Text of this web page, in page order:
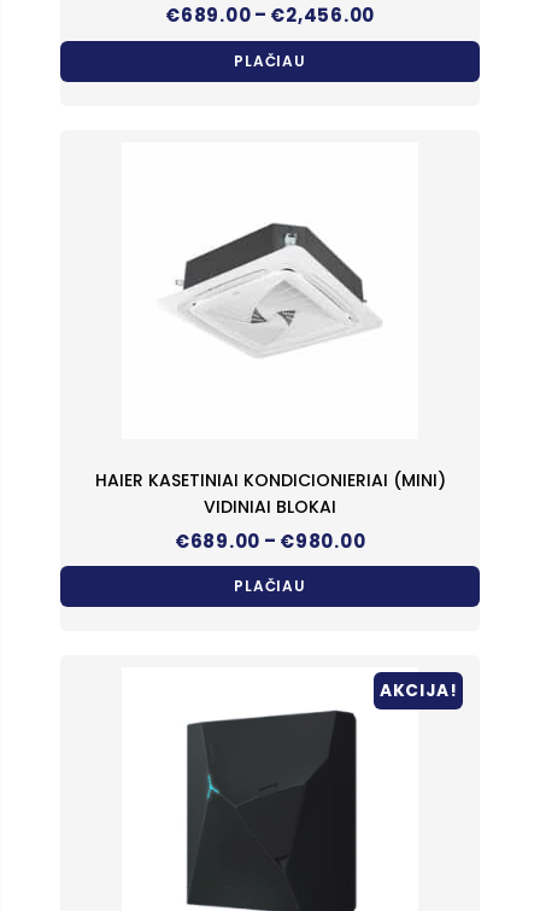
€689.00– €2,456.00
€689.00
€2,456.00
PLAČIAU
HAIER KASETINIAI KONDICIONIERIAI (MINI)
VIDINIAI BLOKAI
€689.00 – €980.00Price
€689.00
€980.00
PLAČIAU
AKCIJA!